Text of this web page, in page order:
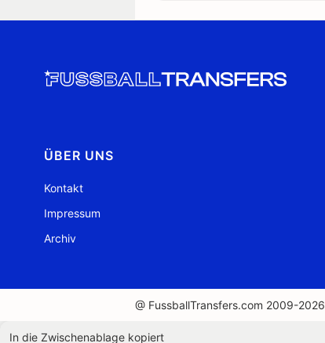
ÜBER UNS
Kontakt
Impressum
Archiv
@ FussballTransfers.com 2009-2026
In die Zwischenablage kopiert